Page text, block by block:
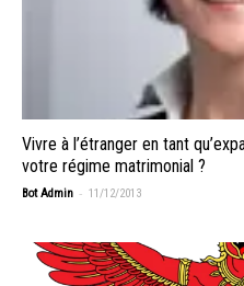
Vivre à l’étranger en tant
votre régime matrimonial ?
Bot Admin - 11/12/2013